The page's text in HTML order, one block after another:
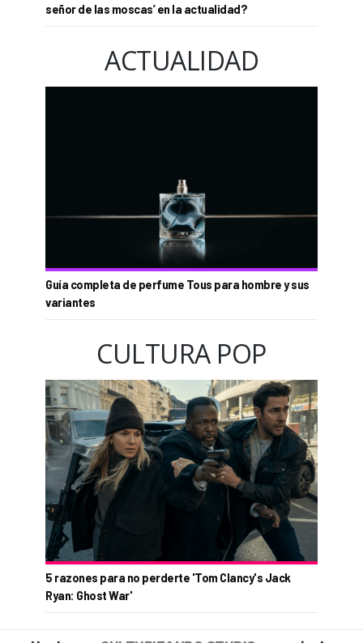
señor de las moscas’ en la actualidad?
ACTUALIDAD
Guía completa de perfume Tous para hombre y sus
variantes
CULTURA POP
5 razones para no perderte 'Tom Clancy's Jack
Ryan: Ghost War'